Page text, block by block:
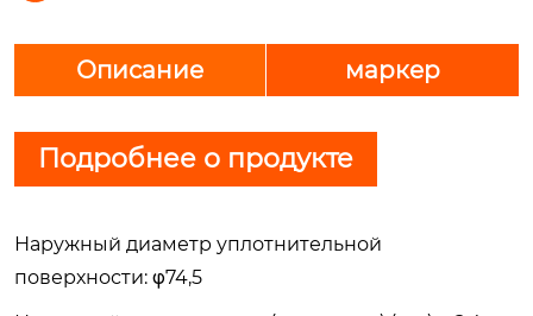
Описание маркер
Подробнее о продукте
Наружный диаметр уплотнительной
поверхности: φ74,5